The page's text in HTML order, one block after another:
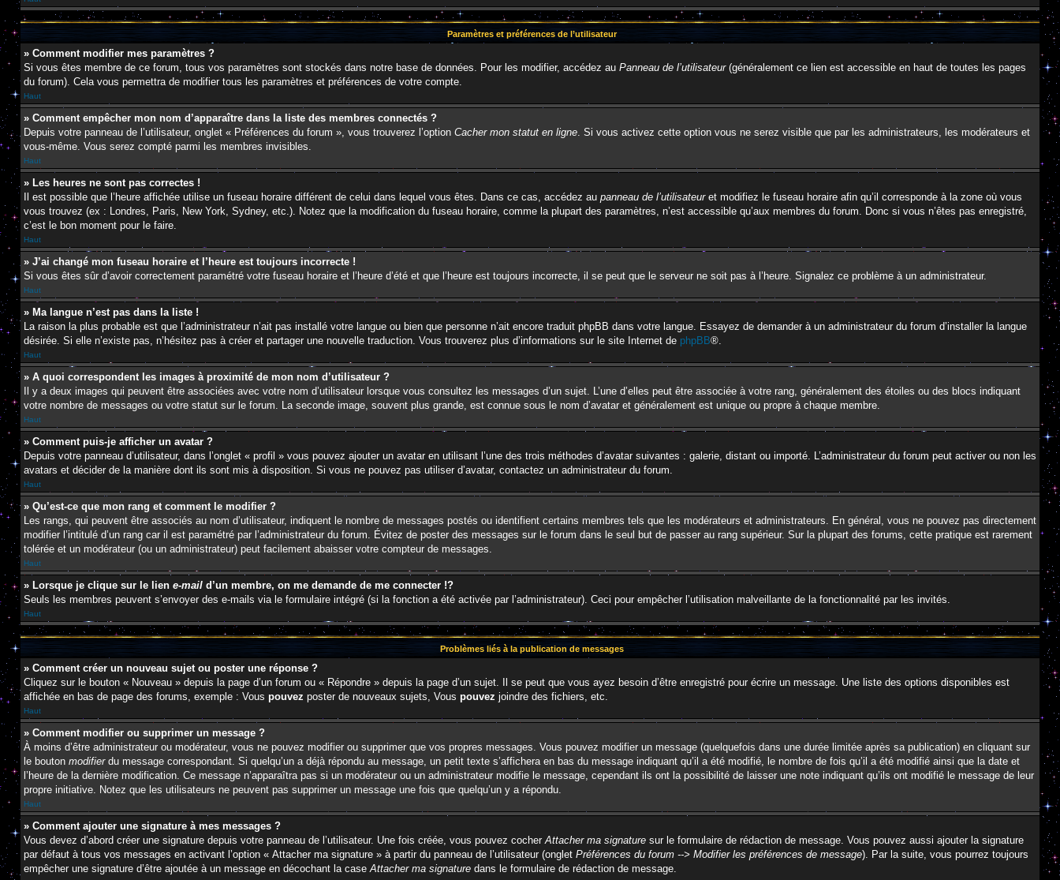
Paramètres et préférences de l’utilisateur
» Comment modifier mes paramètres ?
Si vous êtes membre de ce forum, tous vos paramètres sont stockés dans notre base de données. Pour les modifier, accédez au Panneau de l’utilisateur(généralement ce lien est accessible en haut de toutes les pages
du forum). Cela vous permettra de modifier tous les paramètres et préférences de votre compte.
Haut
» Comment empêcher mon nom d’apparaître dans la liste des membres connectés ?
Depuis votre panneau de l’utilisateur, onglet « Préférences du forum », vous trouverez l’option Cacher mon statut en ligne. Si vous activez cette option vous ne serez visible que par les administrateurs, les modérateurs et
vous-même. Vous serez compté parmi les membres invisibles.
Haut
» Les heures ne sont pas correctes !
Il est possible que l’heure affichée utilise un fuseau horaire différent de celui dans lequel vous êtes. Dans ce cas, accédez au panneau de l’utilisateuret modifiez le fuseau horaire afin qu’il corresponde à la zone où vous
vous trouvez (ex : Londres, Paris, New York, Sydney, etc.). Notez que la modification du fuseau horaire, comme la plupart des paramètres, n’est accessible qu’aux membres du forum. Donc si vous n’êtes pas enregistré,
c’est le bon moment pour le faire.
Haut
» J’ai changé mon fuseau horaire et l’heure est toujours incorrecte !
Si vous êtes sûr d’avoir correctement paramétré votre fuseau horaire et l’heure d’été et que l’heure est toujours incorrecte, il se peut que le serveur ne soit pas à l’heure. Signalez ce problème à un administrateur.
Haut
» Ma langue n’est pas dans la liste !
La raison la plus probable est que l’administrateur n’ait pas installé votre langue ou bien que personne n’ait encore traduit phpBB dans votre langue. Essayez de demander à un administrateur du forum d’installer la langue
désirée. Si elle n’existe pas, n’hésitez pas à créer et partager une nouvelle traduction. Vous trouverez plus d’informations sur le site Internet de phpBB®.
Haut
» A quoi correspondent les images à proximité de mon nom d’utilisateur ?
Il y a deux images qui peuvent être associées avec votre nom d’utilisateur lorsque vous consultez les messages d’un sujet. L’une d’elles peut être associée à votre rang, généralement des étoiles ou des blocs indiquant
votre nombre de messages ou votre statut sur le forum. La seconde image, souvent plus grande, est connue sous le nom d’avatar et généralement est unique ou propre à chaque membre.
Haut
» Comment puis-je afficher un avatar ?
Depuis votre panneau d’utilisateur, dans l’onglet « profil » vous pouvez ajouter un avatar en utilisant l’une des trois méthodes d’avatar suivantes : galerie, distant ou importé. L’administrateur du forum peut activer ou non les
avatars et décider de la manière dont ils sont mis à disposition. Si vous ne pouvez pas utiliser d’avatar, contactez un administrateur du forum.
Haut
» Qu’est-ce que mon rang et comment le modifier ?
Les rangs, qui peuvent être associés au nom d’utilisateur, indiquent le nombre de messages postés ou identifient certains membres tels que les modérateurs et administrateurs. En général, vous ne pouvez pas directement
modifier l’intitulé d’un rang car il est paramétré par l’administrateur du forum. Évitez de poster des messages sur le forum dans le seul but de passer au rang supérieur. Sur la plupart des forums, cette pratique est rarement
tolérée et un modérateur (ou un administrateur) peut facilement abaisser votre compteur de messages.
Haut
» Lorsque je clique sur le lien e-mail d’un membre, on me demande de me connecter !?
Seuls les membres peuvent s’envoyer des e-mails via le formulaire intégré (si la fonction a été activée par l’administrateur). Ceci pour empêcher l’utilisation malveillante de la fonctionnalité par les invités.
Haut
Problèmes liés à la publication de messages
» Comment créer un nouveau sujet ou poster une réponse ?
Cliquez sur le bouton « Nouveau » depuis la page d’un forum ou « Répondre » depuis la page d’un sujet. Il se peut que vous ayez besoin d’être enregistré pour écrire un message. Une liste des options disponibles est
affichée en bas de page des forums, exemple : Vous pouvez poster de nouveaux sujets, Vous pouvez joindre des fichiers, etc.
Haut
» Comment modifier ou supprimer un message ?
À moins d’être administrateur ou modérateur, vous ne pouvez modifier ou supprimer que vos propres messages. Vous pouvez modifier un message (quelquefois dans une durée limitée après sa publication) en cliquant sur
le bouton modifierdu message correspondant. Si quelqu’un a déjà répondu au message, un petit texte s’affichera en bas du message indiquant qu’il a été modifié, le nombre de fois qu’il a été modifié ainsi que la date et
l’heure de la dernière modification. Ce message n’apparaîtra pas si un modérateur ou un administrateur modifie le message, cependant ils ont la possibilité de laisser une note indiquant qu’ils ont modifié le message de leur
propre initiative. Notez que les utilisateurs ne peuvent pas supprimer un message une fois que quelqu’un y a répondu.
Haut
» Comment ajouter une signature à mes messages ?
Vous devez d’abord créer une signature depuis votre panneau de l’utilisateur. Une fois créée, vous pouvez cocherAttacher ma signature sur le formulaire de rédaction de message. Vous pouvez aussi ajouter la signature
par défaut à tous vos messages en activant l’option « Attacher ma signature » à partir du panneau de l’utilisateur (onglet Préférences du forum --> Modifier les préférences de message). Par la suite, vous pourrez toujours
empêcher une signature d’être ajoutée à un message en décochant la caseAttacher ma signature dans le formulaire de rédaction de message.